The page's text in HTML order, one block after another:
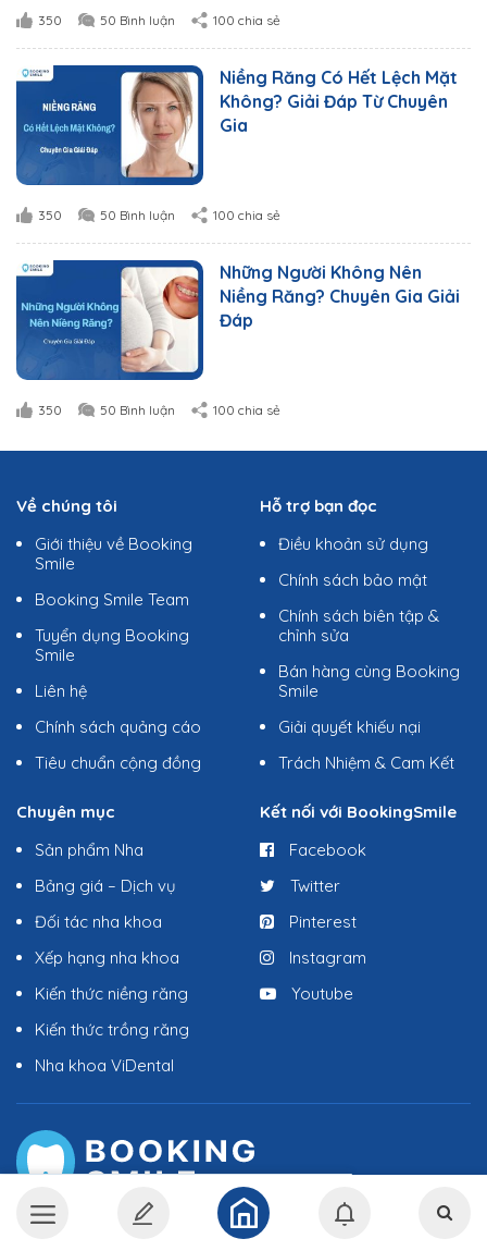
350 50 Bình luận 100 chia sẻ
Niềng Răng Có Hết Lệch Mặt
Không? Giải Đáp Từ Chuyên
Gia
350 50 Bình luận 100 chia sẻ
Những Người Không Nên
Niềng Răng? Chuyên Gia Giải
Đáp
350 50 Bình luận 100 chia sẻ
Về chúng tôi
Giới thiệu về Booking
Smile
Booking Smile Team
Tuyển dụng Booking
Smile
Liên hệ
Chính sách quảng cáo
Tiêu chuẩn cộng đồng
Hỗ trợ bạn đọc
Điều khoản sử dụng
Chính sách bảo mật
Chính sách biên tập &
chỉnh sửa
Bán hàng cùng Booking
Smile
Giải quyết khiếu nại
Trách Nhiệm & Cam Kết
Chuyên mục
Sản phẩm Nha
Bảng giá – Dịch vụ
Đối tác nha khoa
Xếp hạng nha khoa
Kiến thức niềng răng
Kiến thức trồng răng
Nha khoa ViDental
Kết nối với BookingSmile
Facebook
Twitter
Pinterest
Instagram
Youtube